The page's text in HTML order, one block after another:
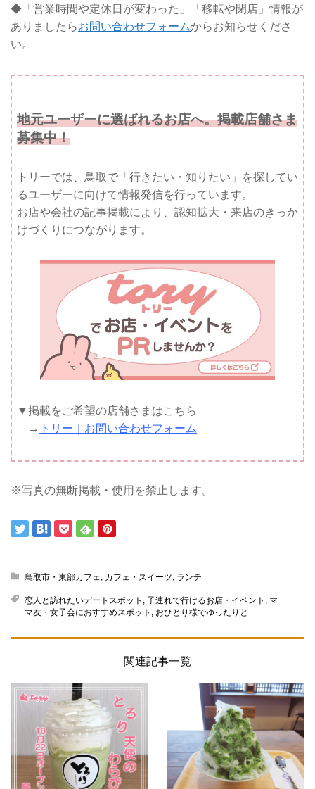
◆「営業時間や定休日が変わった」「移転や閉店」情報が
ありましたらお問い合わせフォームからお知らせくださ
い。
地元ユーザーに選ばれるお店へ。掲載店舗さま
募集中！
トリーでは、鳥取で「行きたい・知りたい」を探してい
るユーザーに向けて情報発信を行っています。
お店や会社の記事掲載により、認知拡大・来店のきっか
けづくりにつながります。
▼掲載をご希望の店舗さまはこちら
→ トリー｜お問い合わせフォーム
※写真の無断掲載・使用を禁止します。
鳥取市・東部カフェ, カフェ・スイーツ, ランチ
恋人と訪れたいデートスポット , 子連れで行けるお店・イベント , マ
マ友・女子会におすすめスポット , おひとり様でゆったりと
関連記事一覧